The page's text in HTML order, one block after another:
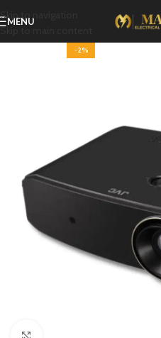
Skip to navigation
Skip to main content
MENU
-2%